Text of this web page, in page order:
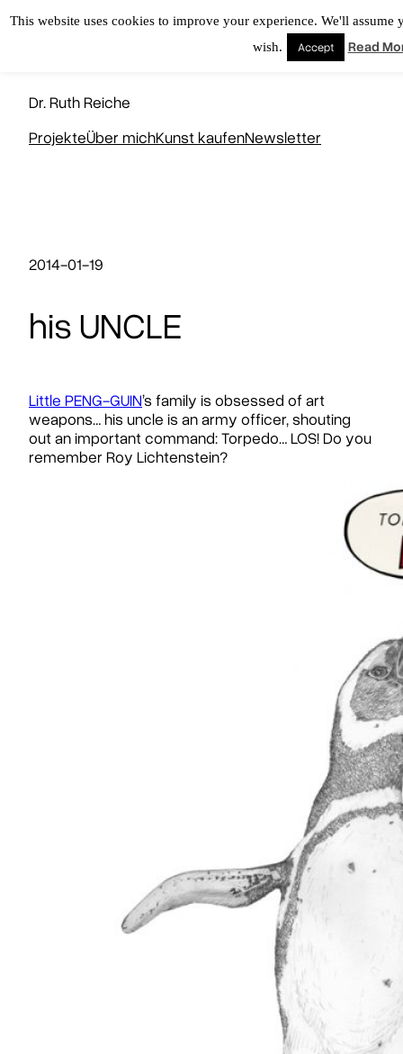
Zum
Dr. Ruth Reiche
ProjekteÜber michKunst kaufenNewsletter
2014-01-19
his UNCLE
Little PENG-GUIN’s family is obsessed of art
weapons… his uncle is an army officer, shouting
out an important command: Torpedo… LOS! Do you
remember Roy Lichtenstein?
This website uses cookies to improve your experience. We'll
wish.
Accept Read